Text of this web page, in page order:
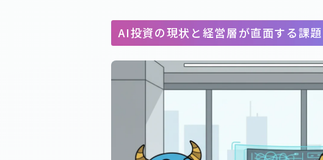
AI投資の現状と経営層が直面する課題